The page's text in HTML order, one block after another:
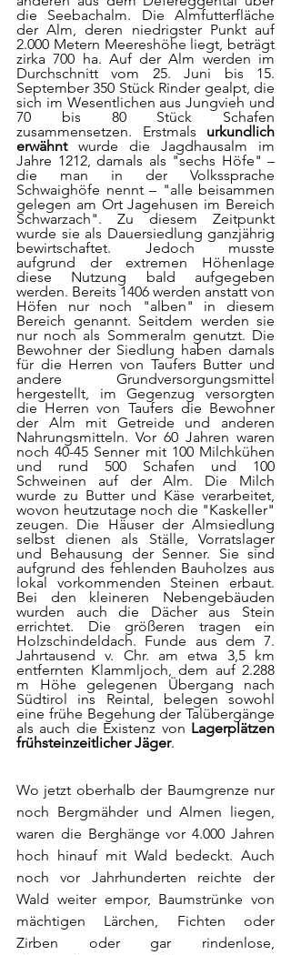
die Seebachalm. Die Almfutterfläche
der Alm, deren niedrigster Punkt auf
2.000 Metern Meereshöhe liegt, beträgt
zirka 700 ha. Auf der Alm werden im
Durchschnitt vom 25. Juni bis 15.
September 350 Stück Rinder gealpt, die
sich im Wesentlichen aus Jungvieh und
70 bis 80 Stück Schafen
zusammensetzen. Erstmals urkundlich
erwähnt wurde die Jagdhausalm im
Jahre 1212, damals als "sechs Höfe" –
die man in der Volkssprache
Schwaighöfe nennt – "alle beisammen
gelegen am Ort Jagehusen im Bereich
Schwarzach". Zu diesem Zeitpunkt
wurde sie als Dauersiedlung ganzjährig
bewirtschaftet. Jedoch musste
aufgrund der extremen Höhenlage
diese Nutzung bald aufgegeben
werden. Bereits 1406 werden anstatt von
Höfen nur noch "alben" in diesem
Bereich genannt. Seitdem werden sie
nur noch als Sommeralm genutzt. Die
Bewohner der Siedlung haben damals
für die Herren von Taufers Butter und
andere Grundversorgungsmittel
hergestellt, im Gegenzug versorgten
die Herren von Taufers die Bewohner
der Alm mit Getreide und anderen
Nahrungsmitteln. Vor 60 Jahren waren
noch 40-45 Senner mit 100 Milchkühen
und rund 500 Schafen und 100
Schweinen auf der Alm. Die Milch
wurde zu Butter und Käse verarbeitet,
wovon heutzutage noch die "Kaskeller"
zeugen. Die Häuser der Almsiedlung
selbst dienen als Ställe, Vorratslager
und Behausung der Senner. Sie sind
aufgrund des fehlenden Bauholzes aus
lokal vorkommenden Steinen erbaut.
Bei den kleineren Nebengebäuden
wurden auch die Dächer aus Stein
errichtet. Die größeren tragen ein
Holzschindeldach. Funde aus dem 7.
Jahrtausend v. Chr. am etwa 3,5 km
entfernten Klammljoch, dem auf 2.288
m Höhe gelegenen Übergang nach
Südtirol ins Reintal, belegen sowohl
eine frühe Begehung der Talübergänge
als auch die Existenz von Lagerplätzen
frühsteinzeitlicher Jäger.
Wo jetzt oberhalb der Baumgrenze nur
noch Bergmähder und Almen liegen,
waren die Berghänge vor 4.000 Jahren
hoch hinauf mit Wald bedeckt. Auch
noch vor Jahrhunderten reichte der
Wald weiter empor, Baumstrünke von
mächtigen Lärchen, Fichten oder
Zirben oder gar rindenlose,